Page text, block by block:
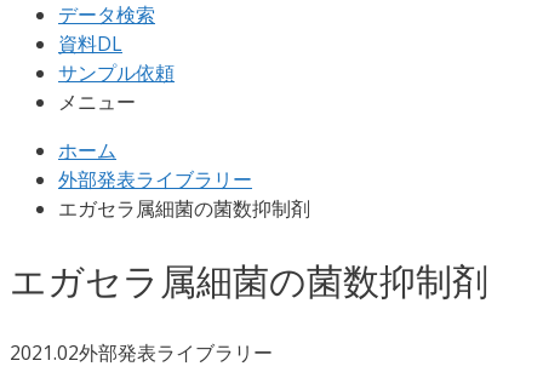
データ検索
資料DL
サンプル依頼
メニュー
ホーム
外部発表ライブラリー
エガセラ属細菌の菌数抑制剤
エガセラ属細菌の菌数抑制剤
2021.02外部発表ライブラリー